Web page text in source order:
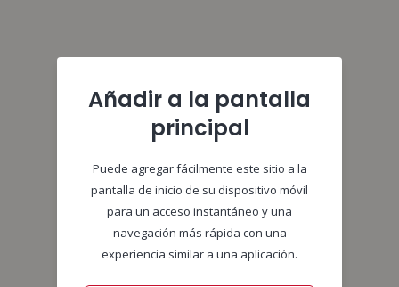
Añadir a la pantalla
principal
Puede agregar fácilmente este sitio a la
pantalla de inicio de su dispositivo móvil
para un acceso instantáneo y una
navegación más rápida con una
experiencia similar a una aplicación.